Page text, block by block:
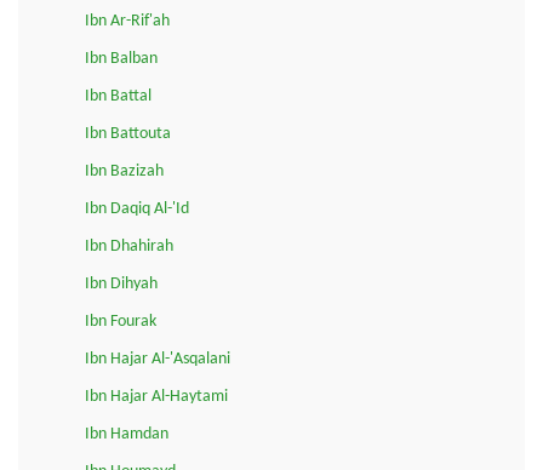
Ibn Ar-Rif'ah
Ibn Balban
Ibn Battal
Ibn Battouta
Ibn Bazizah
Ibn Daqiq Al-'Id
Ibn Dhahirah
Ibn Dihyah
Ibn Fourak
Ibn Hajar Al-'Asqalani
Ibn Hajar Al-Haytami
Ibn Hamdan